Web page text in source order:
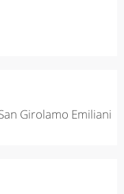
Girolamo Emiliani